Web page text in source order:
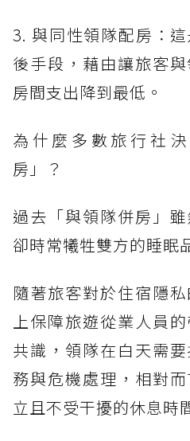
3. 與同性領隊配房：
後手段，藉由讓旅客
房間支出降到最低。
為什麼多數旅行社
房」？
過去「與領隊併房」
卻時常犧牲雙方的睡眠
隨著旅客對於住宿隱
上保障旅遊從業人員
共識，領隊在白天需
務與危機處理，相對
立且不受干擾的休息時